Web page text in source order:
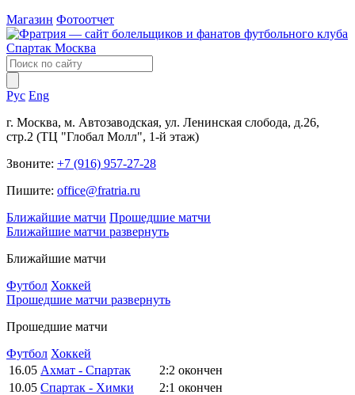
Магазин Фотоотчет
Рус Eng
г. Москва, м. Автозаводская, ул. Ленинская слобода, д.26,
стр.2 (ТЦ "Глобал Молл", 1-й этаж)
Звоните: +7 (916) 957-27-28
Пишите: office@fratria.ru
Ближайшие матчи Прошедшие матчи
Ближайшие матчи развернуть
Ближайшие матчи
Футбол Хоккей
Прошедшие матчи развернуть
Прошедшие матчи
Футбол Хоккей
16.05 Ахмат - Спартак 2:2 окончен
10.05 Спартак - Химки 2:1 окончен